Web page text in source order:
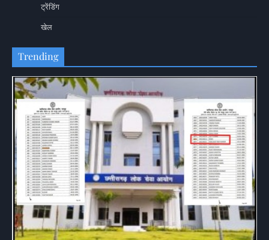
ट्रेंडिंग
खेल
Trending